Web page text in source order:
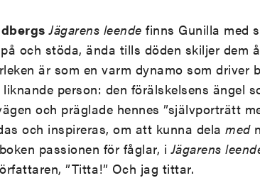
Jägarens leende finns Gunilla med
och stöda, ända tills döden skiljer dem
är som en varm dynamo som driver
person: den förälskelsens ängel
och präglade hennes ”självporträtt
och inspireras, om att kunna dela med
passionen för fåglar, iJägarens
”Titta!” Och jag tittar.